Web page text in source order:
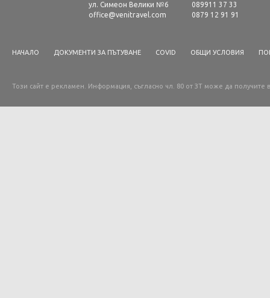
ул. Симеон Велики №6
office@venitravel.com
089911 37 33
0879 12 91 91
НАЧАЛО ДОКУМЕНТИ ЗА ПЪТУВАНЕ COVID ОБЩИ УСЛОВИЯ
Този сайт е рекламен. Информация, съгласно чл. 80 от ЗТ може да получите